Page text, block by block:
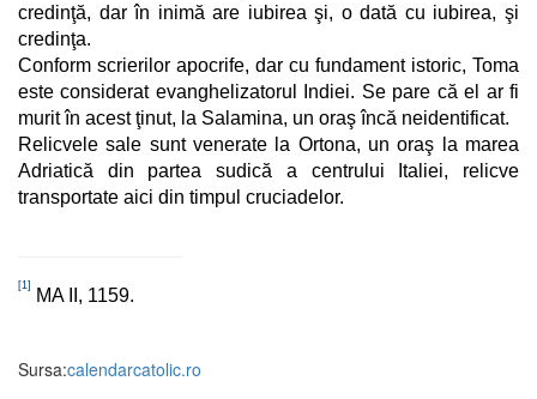
credinţă, dar în inimă are iubirea şi, o dată cu iubirea, şi
credinţa.
Conform scrierilor apocrife, dar cu fundament istoric, Toma
este considerat evanghelizatorul Indiei. Se pare că el ar fi
murit în acest ţinut, la Salamina, un oraş încă neidentificat.
Relicvele sale sunt venerate la Ortona, un oraş la marea
Adriatică din partea sudică a centrului Italiei, relicve
transportate aici din timpul cruciadelor.
[1] MA II, 1159.
Sursa:calendarcatolic.ro